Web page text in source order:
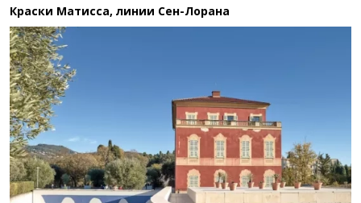
Краски Матисса, линии Сен-Лорана